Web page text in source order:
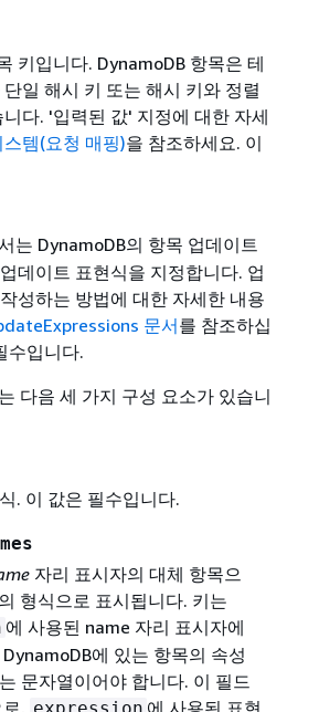
키입니다. DynamoDB 항목은 테
일 해시 키 또는 해시 키와 정렬
다. '입력된 값' 지정에 대한 자세
스템(요청 매핑)을 참조하세요. 이
는 DynamoDB의 항목 업데이트
데이트 표현식을 지정합니다. 업
성하는 방법에 대한 자세한 내용
문서를 참조하십
수입니다.
다음 세 가지 구성 요소가 있습니
. 이 값은 필수입니다.
자리 표시자의 대체 항목으
형식으로 표시됩니다. 키는
에 사용된 name 자리 표시자에
에 있는 항목의 속성
문자열이어야 합니다. 이 필드